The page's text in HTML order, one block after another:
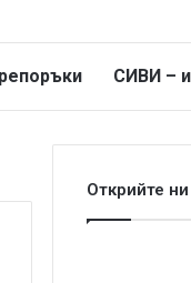
СИВИ –
Открийте